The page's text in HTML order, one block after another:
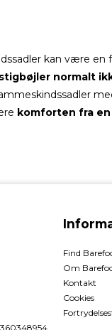
kan være
stigbøjler normalt
komforten fra
Find
Om
Kontakt
Cookies